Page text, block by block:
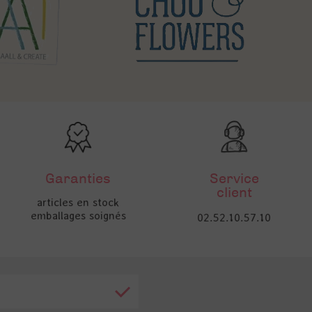
Garanties
articles en stock
emballages soignés
Service
client
02.52.10.57.10